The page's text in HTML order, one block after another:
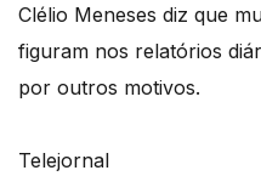
Clélio Meneses diz que
figuram nos relatórios
por outros motivos.
Telejornal